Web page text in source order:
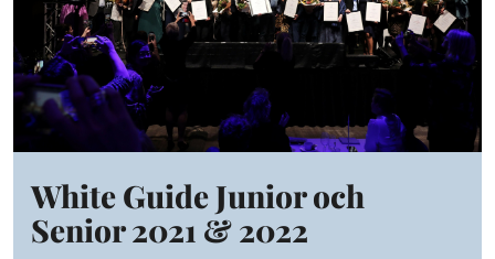
White Guide Junior och
Senior 2021 & 2022